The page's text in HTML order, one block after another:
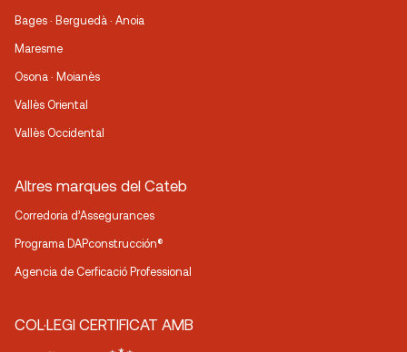
Bages · Berguedà · Anoia
Maresme
Osona · Moianès
Vallès Oriental
Vallès Occidental
Altres marques del Cateb
Corredoria d’Assegurances
Programa DAPconstrucción®
Agencia de Cerficació Professional
COL·LEGI CERTIFICAT AMB